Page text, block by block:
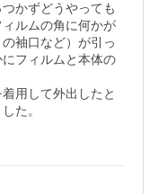
かずどうやっても
ルムの角に何かが
袖口など）が引っ
フィルムと本体の
用して外出したと
た。